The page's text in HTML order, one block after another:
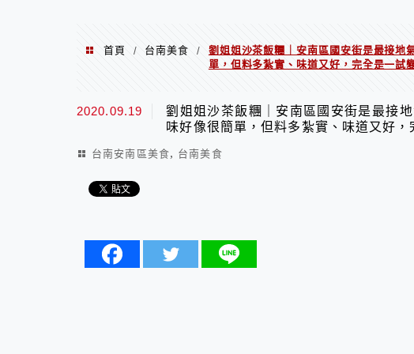
首頁 / 台南美食 /
劉姐姐沙茶飯糰｜安南區國安街是最接地
單，但料多紮實、味道又好，完全是一試
2020.09.19
劉姐姐沙茶飯糰｜安南區國安街是最接
味好像很簡單，但料多紮實、味道又好
台南安南區美食, 台南美食